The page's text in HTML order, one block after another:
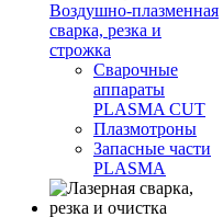
Воздушно-плазменная
сварка, резка и
строжка
Сварочные
аппараты
PLASMA CUT
Плазмотроны
Запасные части
PLASMA